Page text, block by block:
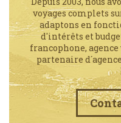
voyages complets
adaptons en
d'intérêts et
francophone,
partenaire